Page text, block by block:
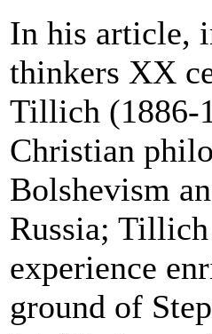
In his article,
thinkers XX
Tillich (1886-
Christian
Bolshevism
Russia;
experience
ground of